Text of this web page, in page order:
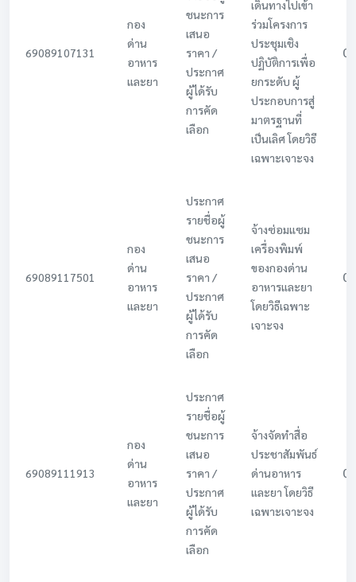
69089107131
กอง
ด่าน
อาหาร
และยา
ชนะการ
เสนอ
ราคา /
ประกาศ
ผู้ได้รับ
การคัด
เลือก
เดินทางไปเข้า
ร่วมโครงการ
ประชุมเชิง
ปฏิบัติการเพื่อ
ยกระดับ ผู้
ประกอบการสู่
มาตรฐานที่
เป็นเลิศ โดยวิธี
เฉพาะเจาะจง
69089117501
กอง
ด่าน
อาหาร
และยา
ประกาศ
รายชื่อผู้
ชนะการ
เสนอ
ราคา /
ประกาศ
ผู้ได้รับ
การคัด
เลือก
จ้างซ่อมแซม
เครื่องพิมพ์
ของกองด่าน
อาหารและยา
โดยวิธีเฉพาะ
เจาะจง
69089111913
กอง
ด่าน
อาหาร
และยา
ประกาศ
รายชื่อผู้
ชนะการ
เสนอ
ราคา /
ประกาศ
ผู้ได้รับ
การคัด
เลือก
จ้างจัดทำสื่อ
ประชาสัมพันธ์
ด่านอาหาร
และยา โดยวิธี
เฉพาะเจาะจง